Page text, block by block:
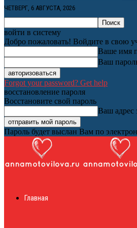
ЧЕТВЕРГ, 6 АВГУСТА, 2026
войти в систему
Добро пожаловать! Войдите в свою
Ваше имя
Ваш
Forgot your password? Get help
восстановление пароля
Восстановите свой пароль
Ваш адрес
Пароль будет выслан Вам по
Главная